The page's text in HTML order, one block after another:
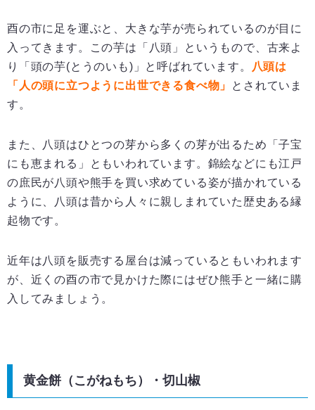
酉の市に足を運ぶと、大きな芋が売られているのが目に
入ってきます。この芋は「八頭」というもので、古来よ
り「頭の芋(とうのいも)」と呼ばれています。
八頭は
「人の頭に立つように出世できる食べ物」
とされていま
す。
また、八頭はひとつの芽から多くの芽が出るため「子宝
にも恵まれる」ともいわれています。錦絵などにも江戸
の庶民が八頭や熊手を買い求めている姿が描かれている
ように、八頭は昔から人々に親しまれていた歴史ある縁
起物です。
近年は八頭を販売する屋台は減っているともいわれます
が、近くの酉の市で見かけた際にはぜひ熊手と一緒に購
入してみましょう。
黄金餅（こがねもち）・切山椒